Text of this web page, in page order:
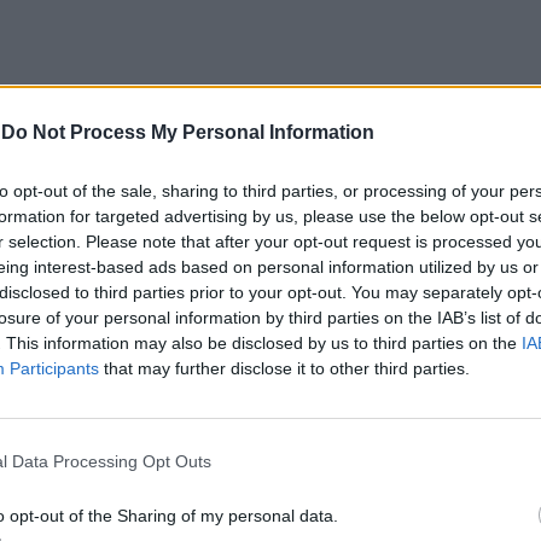
Do Not Process My Personal Information
opt-out of the sale, sharing to third parties, or processing of your
for targeted advertising by us, please use the below opt-out
selection. Please note that after your opt-out request is processed
interest-based ads based on personal information utilized by us
to third parties prior to your opt-out. You may separately
of your personal information by third parties on the IAB’s list of
This information may also be disclosed by us to third parties on the
Participants that may further disclose it to other third parties.
Data Processing Opt Outs
opt-out of the Sharing of my personal data.
portuguesa
e inglês, com tradução de Paulo Teixeira. O
imagens inéditas, que documentam
desde o período final da ditadura até à
Valentim regista acontecimentos como o
episódios como a tentativa de golpe de Estado
Rádio Renascença”, o “Verão Quente” e o 25 de